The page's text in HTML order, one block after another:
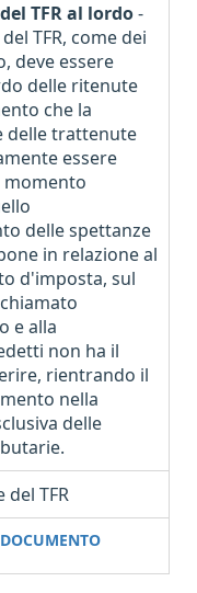
TFR al lordo-
TFR, come dei
deve essere
delle ritenute
che la
delle trattenute
essere
delle spettanze
in relazione al
d'imposta, sul
e alla
non ha il
rientrando il
nella
delle
TFR